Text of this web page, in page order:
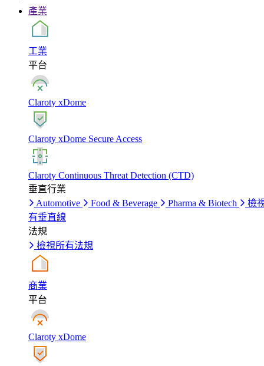
產業
工業
平台
Claroty xDome
Claroty xDome Secure Access
Claroty Continuous Threat Detection (CTD)
垂直行業
Automotive
Food & Beverage Pharma & Biotech
檢
有垂直線
法規
檢視所有法規
商業
平台
Claroty xDome